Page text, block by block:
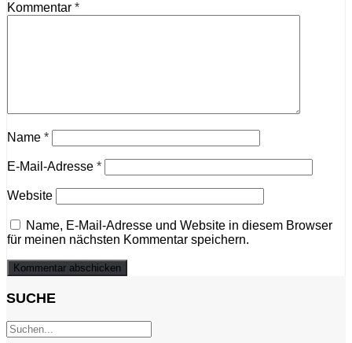
Kommentar *
Name *
E-Mail-Adresse *
Website
Name, E-Mail-Adresse und Website in diesem Browser
für meinen nächsten Kommentar speichern.
SUCHE